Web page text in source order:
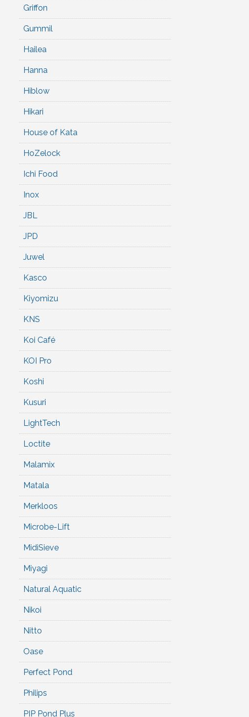
Griffon
Gummil
Hailea
Hanna
Hiblow
Hikari
House of Kata
HoZelock
Ichi Food
Inox
JBL
JPD
Juwel
Kasco
Kiyomizu
KNS
Koi Café
KOI Pro
Koshi
Kusuri
LightTech
Loctite
Malamix
Matala
Merkloos
Microbe-Lift
MidiSieve
Miyagi
Natural Aquatic
Nikoi
Nitto
Oase
Perfect Pond
Philips
PIP Pond Plus